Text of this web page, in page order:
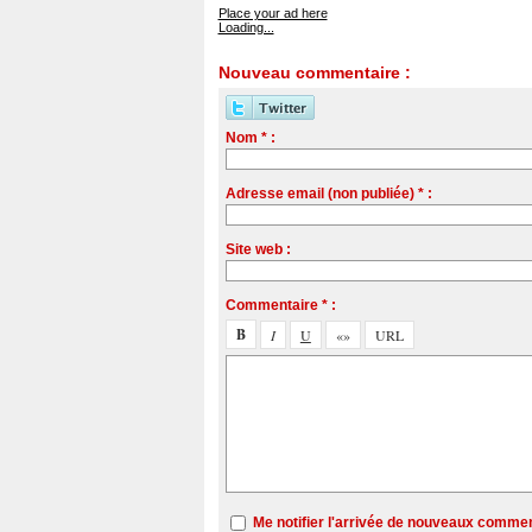
Place your ad here
Loading...
Nouveau commentaire :
Nom * :
Adresse email (non publiée) * :
Site web :
Commentaire * :
Me notifier l'arrivée de nouveaux